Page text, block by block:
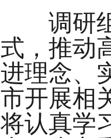
调研组
式，推动
进理念、
市开展相
将认真学